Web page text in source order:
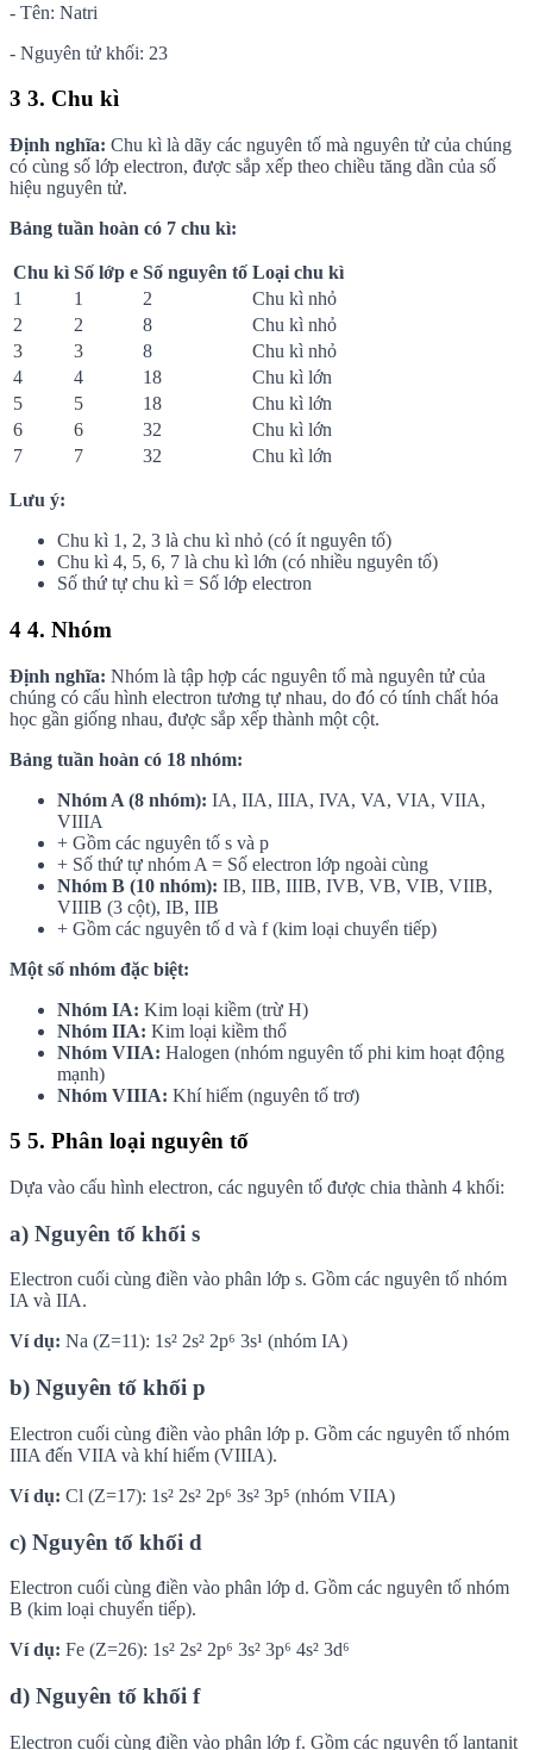
- Tên: Natri
- Nguyên tử khối: 23
3 3. Chu kì
Định nghĩa: Chu kì là dãy các nguyên tố mà nguyên tử của chúng
có cùng số lớp electron, được sắp xếp theo chiều tăng dần của số
hiệu nguyên tử.
Bảng tuần hoàn có 7 chu kì:
Chu kì Số lớp e Số nguyên tố Loại chu kì
1
1 2
Chu kì nhỏ
2
2 8
Chu kì nhỏ
3
3 8
Chu kì nhỏ
4
4 18
Chu kì lớn
5
5 18
Chu kì lớn
6
6 32
Chu kì lớn
7
7 32 Chu kì lớn
Lưu ý:
Chu kì 1, 2, 3 là chu kì nhỏ (có ít nguyên tố)
Chu kì 4, 5, 6, 7 là chu kì lớn (có nhiều nguyên tố)
Số thứ tự chu kì = Số lớp electron
4 4. Nhóm
Định nghĩa: Nhóm là tập hợp các nguyên tố mà nguyên tử của
chúng có cấu hình electron tương tự nhau, do đó có tính chất hóa
học gần giống nhau, được sắp xếp thành một cột.
Bảng tuần hoàn có 18 nhóm:
Nhóm A (8 nhóm): IA, IIA, IIIA, IVA, VA, VIA, VIIA,
VIIIA
+ Gồm các nguyên tố s và p
+ Số thứ tự nhóm A = Số electron lớp ngoài cùng
Nhóm B (10 nhóm): IB, IIB, IIIB, IVB, VB, VIB, VIIB,
VIIIB (3 cột), IB, IIB
+ Gồm các nguyên tố d và f (kim loại chuyển tiếp)
Một số nhóm đặc biệt:
Nhóm IA: Kim loại kiềm (trừ H)
Nhóm IIA: Kim loại kiềm thổ
Nhóm VIIA: Halogen (nhóm nguyên tố phi kim hoạt động
mạnh)
Nhóm VIIIA: Khí hiếm (nguyên tố trơ)
5 5. Phân loại nguyên tố
Dựa vào cấu hình electron, các nguyên tố được chia thành 4 khối:
a) Nguyên tố khối s
Electron cuối cùng điền vào phân lớp s. Gồm các nguyên tố nhóm
IA và IIA.
Ví dụ: Na (Z=11): 1s² 2s² 2p⁶ 3s¹ (nhóm IA)
b) Nguyên tố khối p
Electron cuối cùng điền vào phân lớp p. Gồm các nguyên tố nhóm
IIIA đến VIIA và khí hiếm (VIIIA).
Ví dụ: Cl (Z=17): 1s² 2s² 2p⁶ 3s² 3p⁵ (nhóm VIIA)
c) Nguyên tố khối d
Electron cuối cùng điền vào phân lớp d. Gồm các nguyên tố nhóm
B (kim loại chuyển tiếp).
Ví dụ: Fe (Z=26): 1s² 2s² 2p⁶ 3s² 3p⁶ 4s² 3d⁶
d) Nguyên tố khối f
Electron cuối cùng điền vào phân lớp f. Gồm các nguyên tố lantanit